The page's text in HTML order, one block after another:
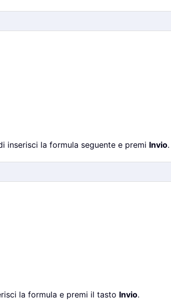
inserisci la formula seguente e premi Invio.
la formula e premi il tasto Invio.